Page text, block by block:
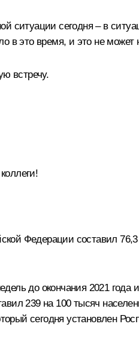
ситуации сегодня – в
время, и это не может
встречу.
Федерации составил
до окончания 2021 года
239 на 100 тысяч
сегодня установлен